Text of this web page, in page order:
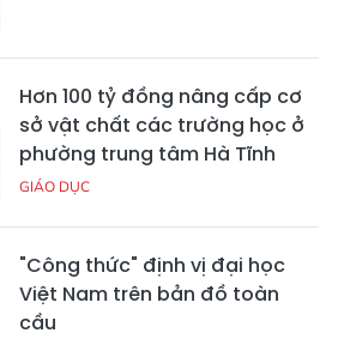
Hơn 100 tỷ đồng nâng cấp cơ
sở vật chất các trường học ở
phường trung tâm Hà Tĩnh
GIÁO DỤC
"Công thức" định vị đại học
Việt Nam trên bản đồ toàn
cầu